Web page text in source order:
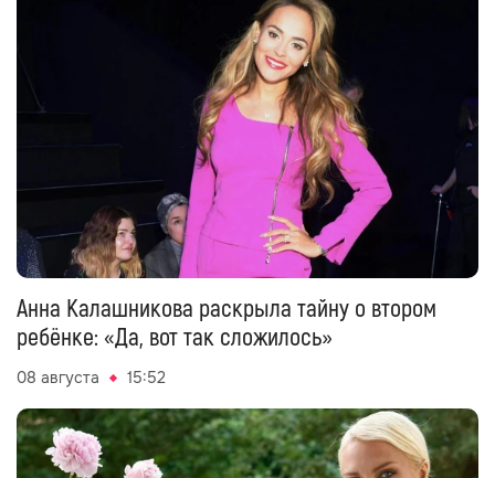
Анна Калашникова раскрыла тайну о втором
ребёнке: «Да, вот так сложилось»
08 августа 15:52